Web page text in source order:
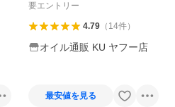
要エントリー
4.79（ 14件）
オイル通販 KU ヤフー店
最安値を見る